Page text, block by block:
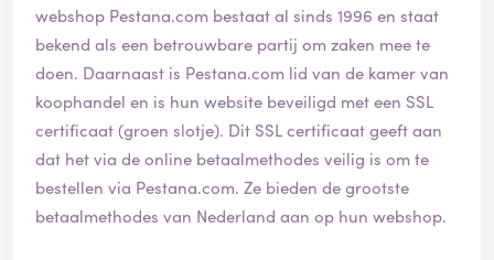
webshop Pestana.com bestaat al sinds 1996 en staat
bekend als een betrouwbare partij om zaken mee te
doen. Daarnaast is Pestana.com lid van de kamer van
koophandel en is hun website beveiligd met een SSL
certificaat (groen slotje). Dit SSL certificaat geeft aan
dat het via de online betaalmethodes veilig is om te
bestellen via Pestana.com. Ze bieden de grootste
betaalmethodes van Nederland aan op hun webshop.